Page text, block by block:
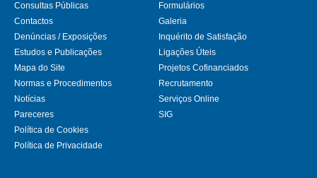
Consultas Públicas
Contactos
Denúncias / Exposições
Estudos e Publicações
Formulários
Galeria
Inquérito de Satisfação
Ligações Úteis
Mapa do Site
Normas e Procedimentos
Notícias
Pareceres
Política de Cookies
Política de Privacidade
Projetos Cofinanciados
Recrutamento
Serviços Online
SIG